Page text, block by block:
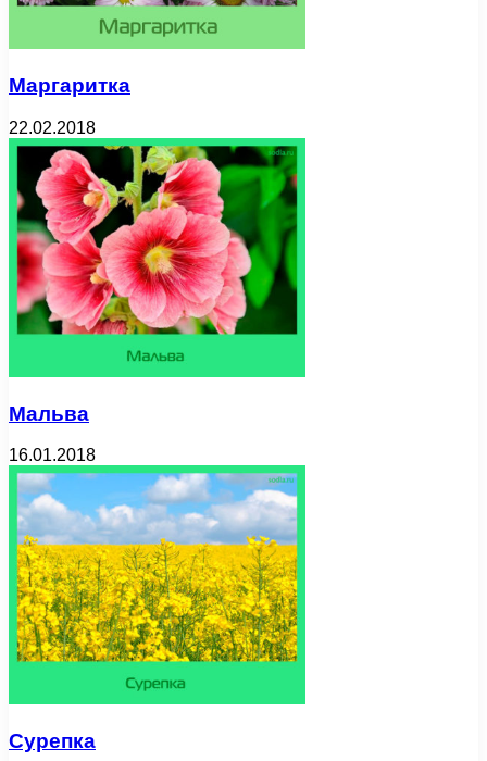
Маргаритка
22.02.2018
Мальва
16.01.2018
Сурепка